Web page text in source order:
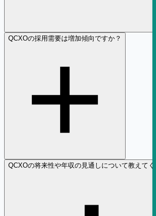
QCXOの採用需要は増加傾向ですか？
QCXOの将来性や年収の見通しについて教えてく